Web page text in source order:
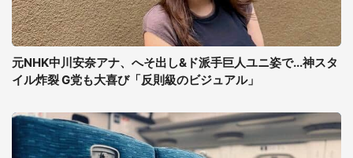
元NHK中川安奈アナ、へそ出し&ド派手巨人ユニ姿で...神スタ
イル炸裂 G党も大喜び「反則級のビジュアル」